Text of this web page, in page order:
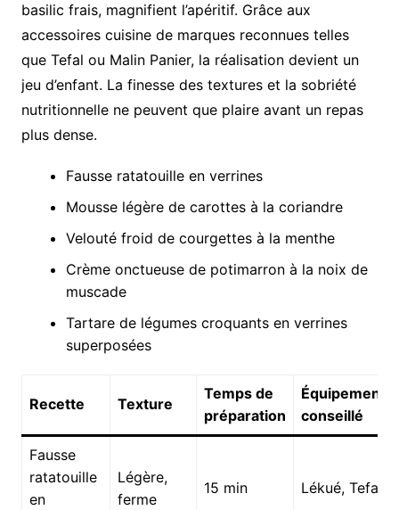
basilic frais, magnifient l’apéritif. Grâce aux
accessoires cuisine de marques reconnues telles
que Tefal ou Malin Panier, la réalisation devient un
jeu d’enfant. La finesse des textures et la sobriété
nutritionnelle ne peuvent que plaire avant un repas
plus dense.
Fausse ratatouille en verrines
Mousse légère de carottes à la coriandre
Velouté froid de courgettes à la menthe
Crème onctueuse de potimarron à la noix de
muscade
Tartare de légumes croquants en verrines
superposées
Recette Texture
Temps de
préparation
Équipement
conseillé
Fausse
ratatouille
en
Légère,
ferme
15 min Lékué, Tefal